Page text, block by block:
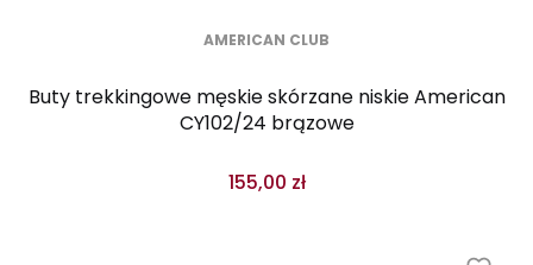
AMERICAN CLUB
Buty trekkingowe męskie skórzane niskie American
CY102/24 brązowe
155,00 zł